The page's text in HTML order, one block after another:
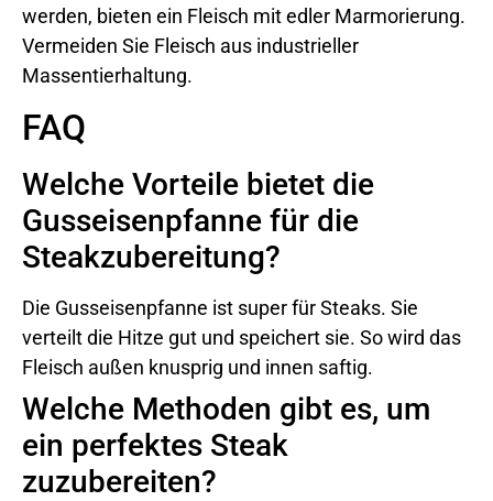
werden, bieten ein Fleisch mit edler Marmorierung.
Vermeiden Sie Fleisch aus industrieller
Massentierhaltung.
FAQ
Welche Vorteile bietet die
Gusseisenpfanne für die
Steakzubereitung?
Die Gusseisenpfanne ist super für Steaks. Sie
verteilt die Hitze gut und speichert sie. So wird das
Fleisch außen knusprig und innen saftig.
Welche Methoden gibt es, um
ein perfektes Steak
zuzubereiten?